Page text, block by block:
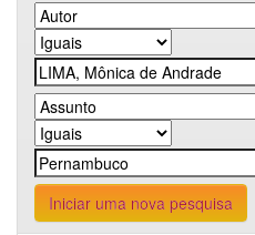
Iniciar uma nova pesquisa